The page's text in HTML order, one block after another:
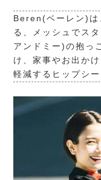
Beren(ベーレン)は
る、メッシュでス
アンドミー)の抱っ
け、家事やお出か
軽減するヒップシー